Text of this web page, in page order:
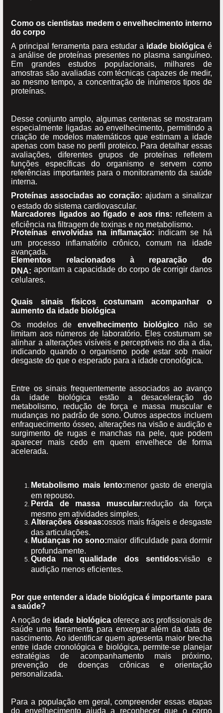
Como os cientistas medem o envelhecimento interno
do corpo
A principal ferramenta para estudar a idade biológica é
a análise de proteínas presentes no plasma sanguíneo.
Em grandes estudos populacionais, milhares de
amostras são avaliadas com técnicas capazes de medir,
ao mesmo tempo, a concentração de inúmeros tipos de
proteínas.
Desse conjunto amplo, algumas centenas se mostraram
especialmente ligadas ao envelhecimento, permitindo a
criação de modelos matemáticos que estimam a idade
apenas com base no perfil proteico. Para detalhar essas
avaliações, diferentes grupos de proteínas refletem
funções específicas do organismo e servem como
referências importantes para o monitoramento da saúde
interna.
Proteínas associadas ao coração: ajudam a sinalizar
o estado do sistema cardiovascular.
Marcadores ligados ao fígado e aos rins: refletem a
eficiência na filtragem de toxinas e no metabolismo.
Proteínas envolvidas na inflamação: indicam se há
um processo inflamatório crônico, comum na idade
avançada.
Elementos relacionados à reparação do
DNA: apontam a capacidade do corpo de corrigir danos
celulares.
Quais sinais físicos costumam acompanhar o
aumento da idade biológica
Os modelos de envelhecimento biológiconão se
limitam aos números de laboratório. Eles costumam se
alinhar a alterações visíveis e perceptíveis no dia a dia,
indicando quando o organismo pode estar sob maior
desgaste do que o esperado para a idade cronológica.
Entre os sinais frequentemente associados ao avanço
da idade biológica estão a desaceleração do
metabolismo, redução de força e massa muscular e
mudanças no padrão de sono. Outros aspectos incluem
enfraquecimento ósseo, alterações na visão e audição e
surgimento de rugas e manchas na pele, que podem
aparecer mais cedo em quem envelhece de forma
acelerada.
Metabolismo mais lento:menor gasto de energia
em repouso.
Perda de massa muscular:redução da força
mesmo em atividades simples.
Alterações ósseas:ossos mais frágeis e desgaste
das articulações.
Mudanças no sono:maior dificuldade para dormir
profundamente.
Queda na qualidade dos sentidos:visão e
audição menos eficientes.
Por que entender a idade biológica é importante para
a saúde?
A noção de idade biológicaoferece aos profissionais de
saúde uma ferramenta para enxergar além da data de
nascimento. Ao identificar quem apresenta maior brecha
entre idade cronológica e biológica, permite-se planejar
estratégias de acompanhamento mais próximo,
prevenção de doenças crônicas e orientação
personalizada.
Para a população em geral, compreender essas etapas
do envelhecimento ajuda a reconhecer que o corpo